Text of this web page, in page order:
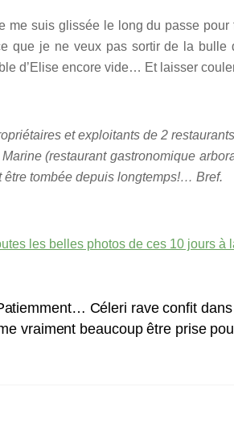
me suis glissée le long du passe
que je ne veux pas sortir de la
d’Elise encore vide… Et laisser
et exploitants de 2
Marine (restaurant gastronomique
tombée depuis longtemps!… Bref.
les belles photos de ces 10 jours à
Céleri rave confit
vraiment beaucoup être prise